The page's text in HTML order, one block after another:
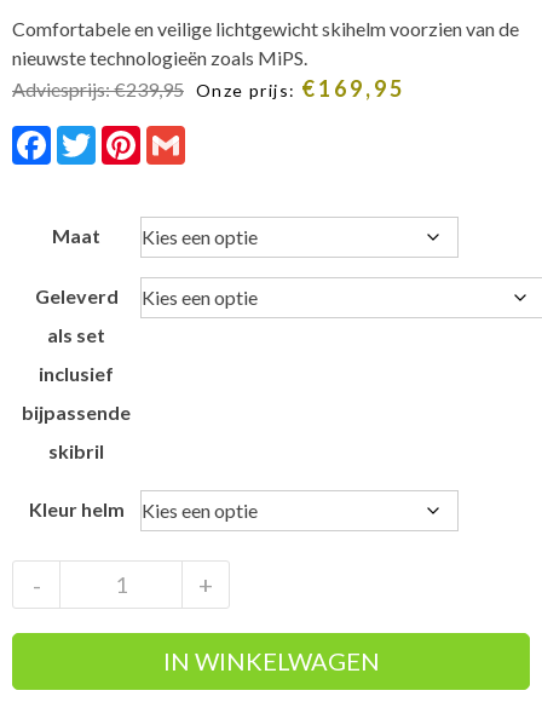
Comfortabele en veilige lichtgewicht skihelm voorzien van de
nieuwste technologieën zoals MiPS.
Adviesprijs:€239,95 Onze prijs: €169,95
Facebook
TwitterPinterest
Maat
Geleverd
als set
inclusief
bijpassende
skibril
Kleur helm
MiPS
Shark
+
-
IN WINKELWAGEN